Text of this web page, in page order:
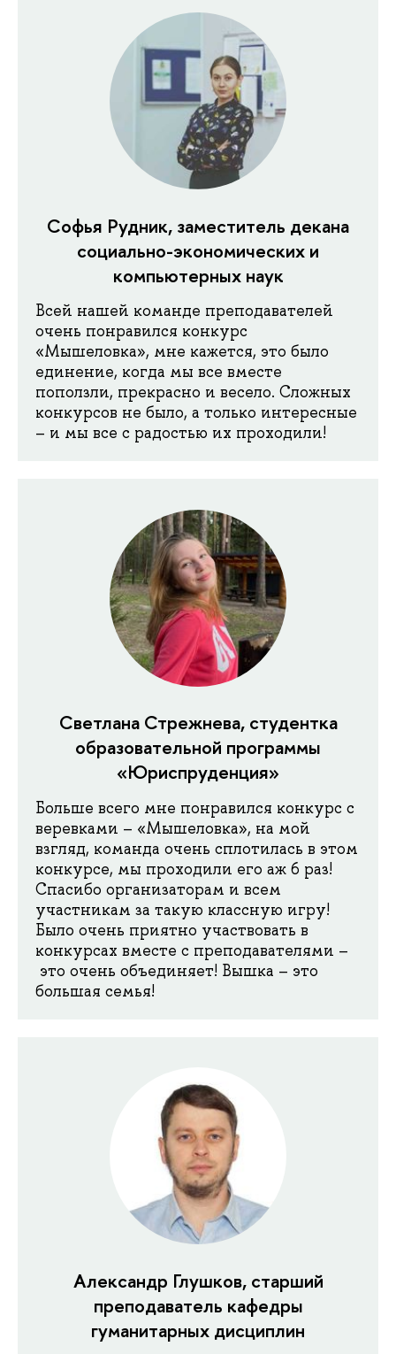
Софья Рудник, заместитель декана
социально-экономических и
компьютерных наук
Всей нашей команде преподавателей
очень понравился конкурс
«Мышеловка», мне кажется, это было
единение, когда мы все вместе
поползли, прекрасно и весело. Сложных
конкурсов не было, а только интересные
– и мы все с радостью их проходили!
Светлана Стрежнева, студентка
образовательной программы
«Юриспруденция»
Больше всего мне понравился конкурс с
веревками – «Мышеловка», на мой
взгляд, команда очень сплотилась в этом
конкурсе, мы проходили его аж 6 раз!
Спасибо организаторам и всем
участникам за такую классную игру!
Было очень приятно участвовать в
конкурсах вместе с преподавателями –
это очень объединяет! Вышка – это
большая семья!
Александр Глушков, старший
преподаватель кафедры
гуманитарных дисциплин